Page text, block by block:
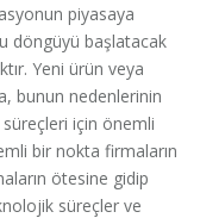
piyasaya
döngüyü başlatacak
Yeni ürün veya
bunun nedenlerinin
süreçleri için önemli
bir nokta firmaların
ötesine gidip
süreçler ve